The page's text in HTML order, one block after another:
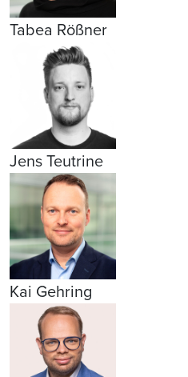
Tabea Rößner
Jens Teutrine
Kai Gehring